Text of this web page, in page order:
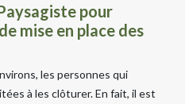
pour
mise en place des
les personnes qui
à les clôturer. En fait, il est